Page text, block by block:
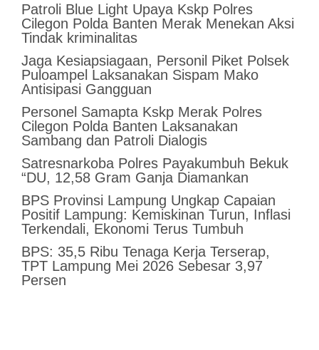
Patroli Blue Light Upaya Kskp Polres
Cilegon Polda Banten Merak Menekan Aksi
Tindak kriminalitas
Jaga Kesiapsiagaan, Personil Piket Polsek
Puloampel Laksanakan Sispam Mako
Antisipasi Gangguan
Personel Samapta Kskp Merak Polres
Cilegon Polda Banten Laksanakan
Sambang dan Patroli Dialogis
Satresnarkoba Polres Payakumbuh Bekuk
“DU, 12,58 Gram Ganja Diamankan
BPS Provinsi Lampung Ungkap Capaian
Positif Lampung: Kemiskinan Turun, Inflasi
Terkendali, Ekonomi Terus Tumbuh
BPS: 35,5 Ribu Tenaga Kerja Terserap,
TPT Lampung Mei 2026 Sebesar 3,97
Persen